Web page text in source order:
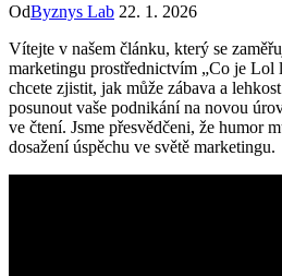
OdByznys Lab 22. 1. 2026
Vítejte v našem článku, který se
marketingu prostřednictvím „Co je Lol
chcete zjistit, jak může zábava a
posunout vaše podnikání na novou
ve čtení. Jsme přesvědčeni, že humor
dosažení úspěchu ve světě marketingu.